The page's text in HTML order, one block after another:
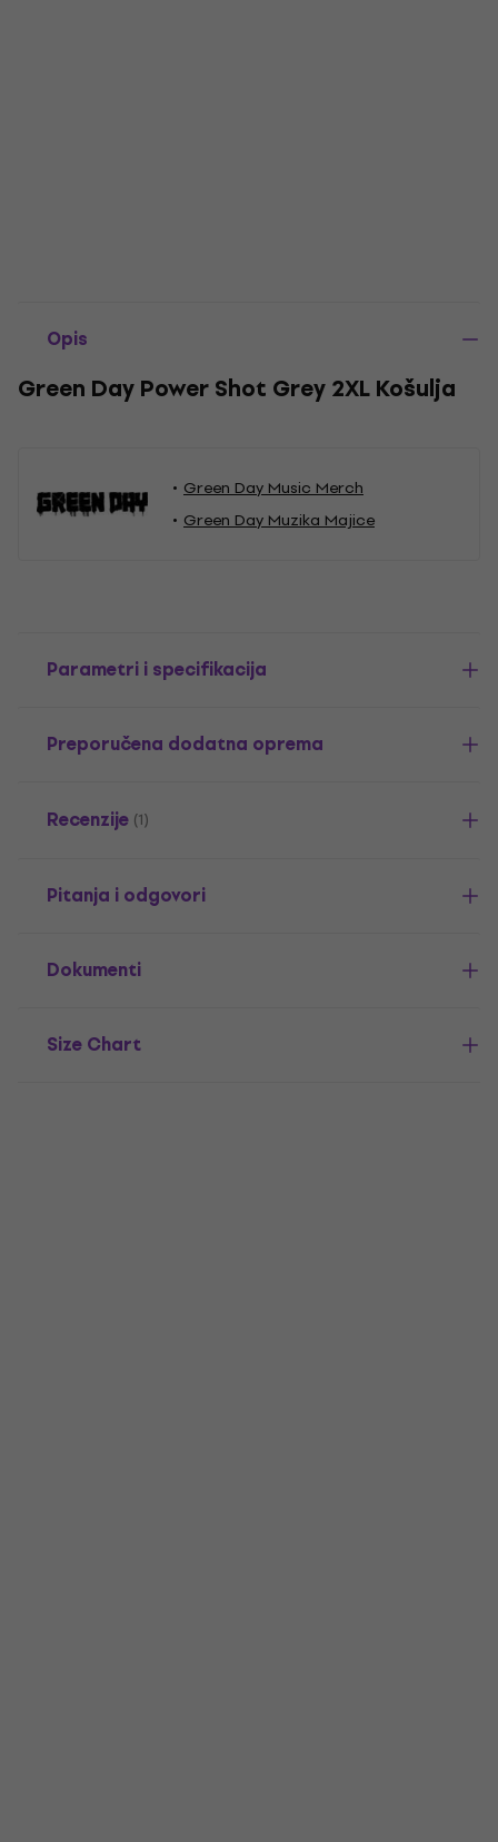
Opis
Green Day Power Shot Grey 2XL Košulja
Green Day Music Merch
Green Day Muzika Majice
Parametri i specifikacija
Preporučena dodatna oprema
Recenzije (1)
Pitanja i odgovori
Dokumenti
Size Chart